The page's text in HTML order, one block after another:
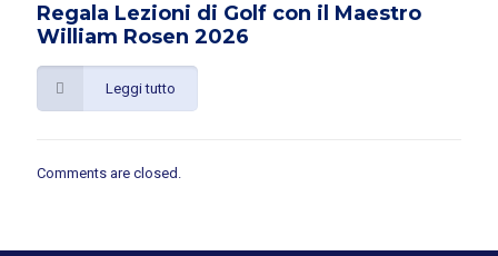
Regala Lezioni di Golf con il Maestro
William Rosen 2026
Leggi tutto
Comments are closed.